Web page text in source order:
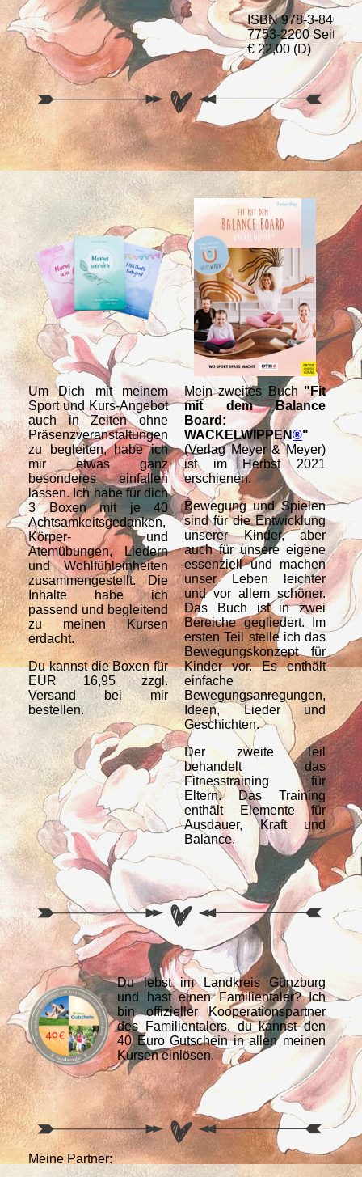
ISBN 978-3-8403-
7753-2200 Seiten
€ 22,00 (D)
Um Dich mit meinem
Sport und Kurs-Angebot
auch in Zeiten ohne
Präsenzveranstaltungen
zu begleiten, habe ich
mir etwas ganz
besonderes einfallen
lassen. Ich habe für dich
3 Boxen mit je 40
Achtsamkeitsgedanken,
Körper- und
Atemübungen, Liedern
und Wohlfühleinheiten
zusammengestellt. Die
Inhalte habe ich
passend und begleitend
zu meinen Kursen
erdacht.
Du kannst die Boxen für
EUR 16,95 zzgl.
Versand bei mir
bestellen.
Mein zweites Buch "Fit
mit dem Balance
Board:
WACKELWIPPEN®"
(Verlag Meyer & Meyer)
ist im Herbst 2021
erschienen.
Bewegung und Spielen
sind für die Entwicklung
unserer Kinder, aber
auch für unsere eigene
essenziell und machen
unser Leben leichter
und vor allem schöner.
Das Buch ist in zwei
Bereiche gegliedert. Im
ersten Teil stelle ich das
Bewegungskonzept für
Kinder vor. Es enthält
einfache
Bewegungsanregungen,
Ideen, Lieder und
Geschichten.
Der zweite Teil
behandelt das
Fitnesstraining für
Eltern. Das Training
enthält Elemente für
Ausdauer, Kraft und
Balance.
Dir
Du lebst im Landkreis Günzburg
und hast einen Familientaler? Ich
bin offizieller Kooperationspartner
des Familientalers. du kannst den
40 Euro Gutschein in allen meinen
Kursen einlösen.
Meine Partner: